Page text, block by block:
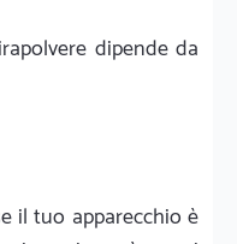
dipende da
il tuo apparecchio è